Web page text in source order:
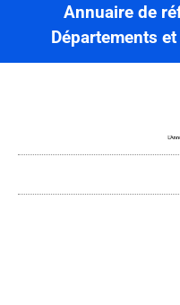
Annuaire de
Départements